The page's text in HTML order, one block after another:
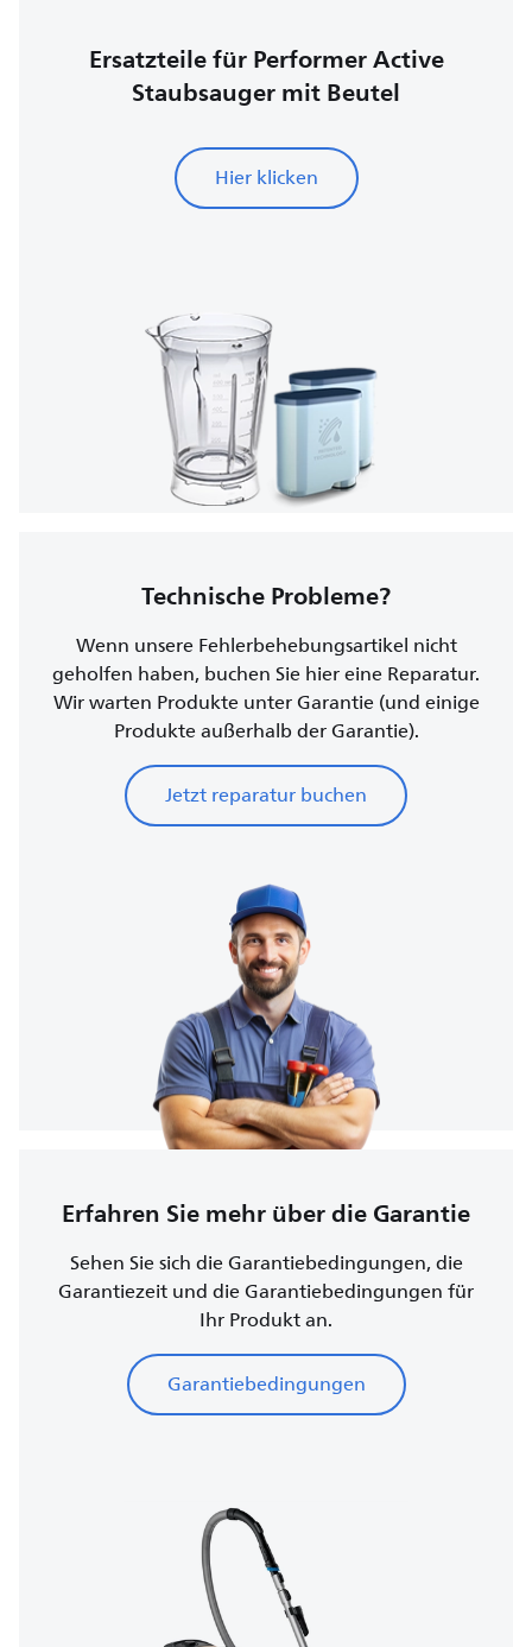
Ersatzteile für Performer Active
Staubsauger mit Beutel
Hier klicken
Technische Probleme?
Wenn unsere Fehlerbehebungsartikel nicht
geholfen haben, buchen Sie hier eine Reparatur.
Wir warten Produkte unter Garantie (und einige
Produkte außerhalb der Garantie).
Jetzt reparatur buchen
Erfahren Sie mehr über die Garantie
Sehen Sie sich die Garantiebedingungen, die
Garantiezeit und die Garantiebedingungen für
Ihr Produkt an.
Garantiebedingungen